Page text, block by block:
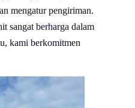
mengatur pengiriman.
sangat berharga dalam
kami berkomitmen